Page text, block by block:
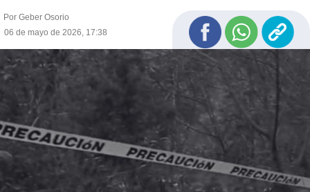
Por Geber Osorio
06 de mayo de 2026, 17:38